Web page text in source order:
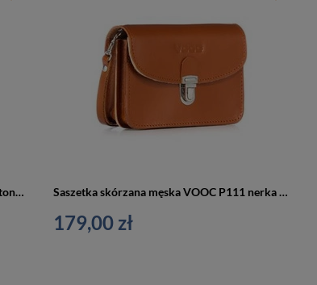
Teczka skórzana unisex VOOC RDW12 listonoszka miejska A4 brązowa Saszetka skórzana męska VOOC P111 nerka do paska vintage juchtowa koniakowa
179,00 zł